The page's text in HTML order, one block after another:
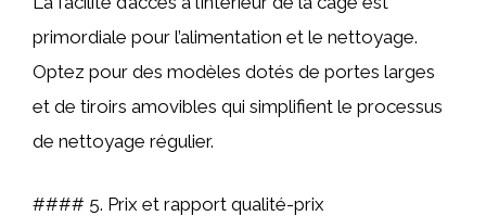
primordiale pour l’alimentation et le nettoyage.
Optez pour des modèles dotés de portes larges
et de tiroirs amovibles qui simplifient le processus
de nettoyage régulier.
#### 5. Prix et rapport qualité-prix